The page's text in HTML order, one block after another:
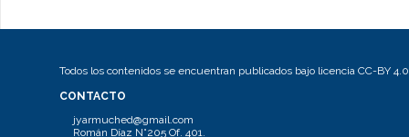
Todos los contenidos se encuentran publicados bajo licencia CC-BY 4.0
CONTACTO
jyarmuched@gmail.com
Román Díaz N°205 Of. 401.